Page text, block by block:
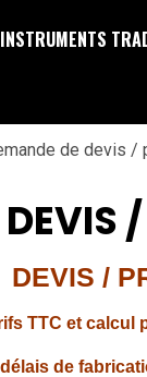
de devis /
DEVIS /
TTC et calcul
délais de